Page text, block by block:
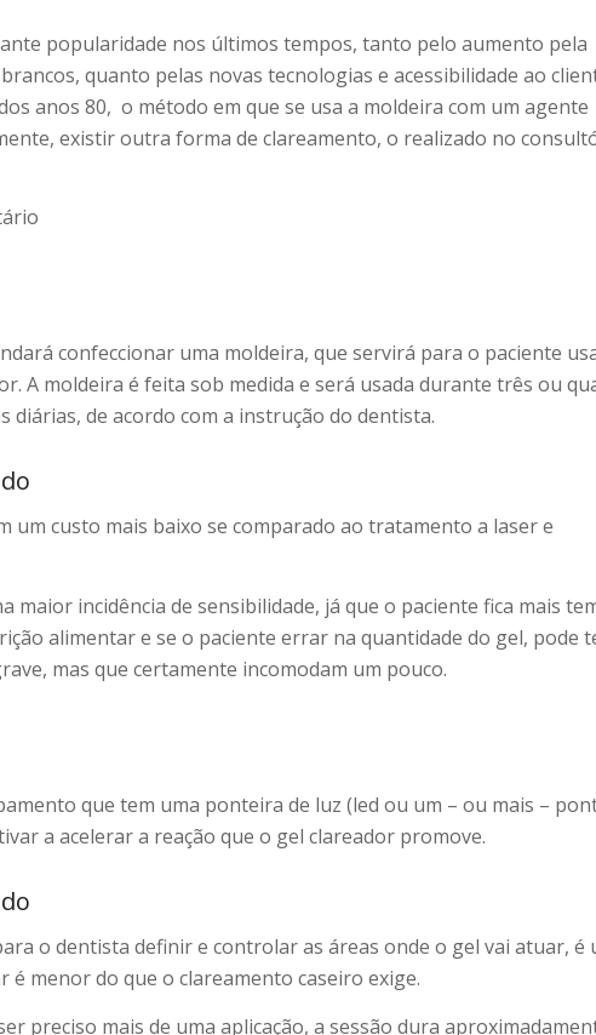
popularidade nos últimos tempos, tanto pelo aumento pela
quanto pelas novas tecnologias e acessibilidade ao
anos 80, o método em que se usa a moldeira com um agente
existir outra forma de clareamento, o realizado no
confeccionar uma moldeira, que servirá para o paciente
A moldeira é feita sob medida e será usada durante três ou
de acordo com a instrução do dentista.
um custo mais baixo se comparado ao tratamento a laser e
maior incidência de sensibilidade, já que o paciente fica mais
alimentar e se o paciente errar na quantidade do gel, pode
mas que certamente incomodam um pouco.
que tem uma ponteira de luz (led ou um – ou mais –
a acelerar a reação que o gel clareador promove.
o dentista definir e controlar as áreas onde o gel vai atuar, é
menor do que o clareamento caseiro exige.
preciso mais de uma aplicação, a sessão dura